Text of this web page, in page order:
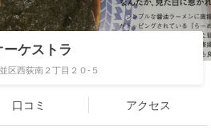
ーケストラ
区西荻南２丁目２０-５
口コミ アクセス